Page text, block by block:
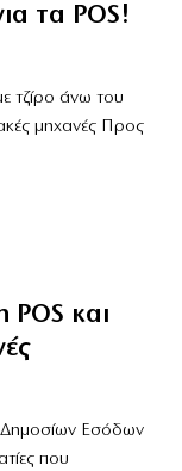
τα POS!
τζίρο άνω του
μηχανές Προς
POS και
Δημοσίων Εσόδων
που